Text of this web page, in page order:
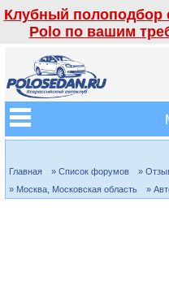
Клубный полоподбор
Polo по вашим
Главная » Список форумов
»
» Москва, Московская область
»